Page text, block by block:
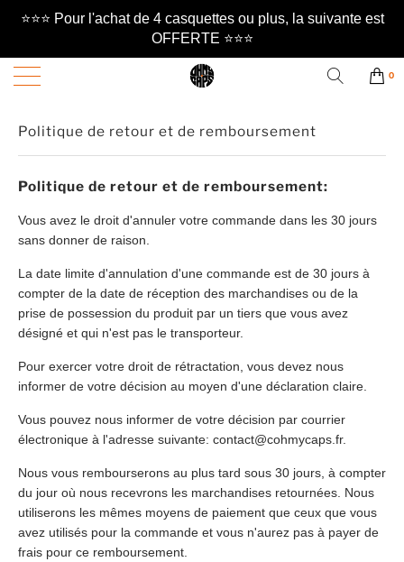
⭐️⭐️⭐️ Pour l'achat de 4 casquettes ou plus, la suivante est
OFFERTE ⭐️⭐️⭐️
0
Politique de retour et de remboursement
Politique de retour et de remboursement:
Vous avez le droit d'annuler votre commande dans les 30 jours
sans donner de raison.
La date limite d'annulation d'une commande est de 30 jours à
compter de la date de réception des marchandises ou de la
prise de possession du produit par un tiers que vous avez
désigné et qui n'est pas le transporteur.
Pour exercer votre droit de rétractation, vous devez nous
informer de votre décision au moyen d'une déclaration claire.
Vous pouvez nous informer de votre décision par courrier
électronique à l'adresse suivante: contact@cohmycaps.fr.
Nous vous rembourserons au plus tard sous 30 jours, à compter
du jour où nous recevrons les marchandises retournées. Nous
utiliserons les mêmes moyens de paiement que ceux que vous
avez utilisés pour la commande et vous n'aurez pas à payer de
frais pour ce remboursement.